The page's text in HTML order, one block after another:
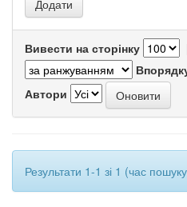
Вивести на сторінку
Автори
Результати 1-1 зі 1 (час